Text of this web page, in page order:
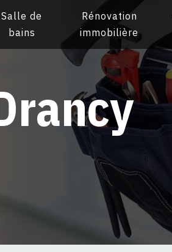
Salle de
bains
Rénovation
immobilière